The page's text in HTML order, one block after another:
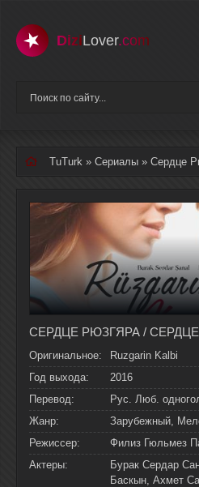
DiziLover.com
TuTurk » Сериалы » Сердце Рюзгяра /
Оригинальное:
Ruzgarin Kalbi
Год выхода:
2016
Перевод:
Рус. Люб.
Жанр:
Зарубежный,
Режиссер:
Филиз Гюльмез
Актеры:
Бурак Сердар
Баскын, Ахмет